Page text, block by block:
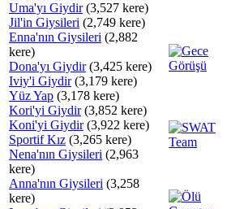
Uma'yı Giydir(3,527 kere)
Jil'in Giysileri (2,749 kere)
Enna'nın Giysileri (2,882
kere)
Dona'yı Giydir(3,425 kere)
Iviy'i Giydir(3,179 kere)
Yüz Yap (3,178 kere)
Kori'yi Giydir(3,852 kere)
Koni'yi Giydir(3,922 kere)
Sportif Kız (3,265 kere)
Nena'nın Giysileri (2,963
kere)
Anna'nın Giysileri (3,258
kere)